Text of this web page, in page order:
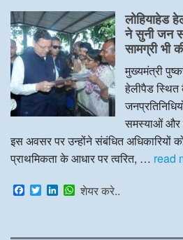
e
b
o
o
k
t
t
e
r
k
e
d
I
n
t
s
A
p
p
लोहियाहेड
ने सुनी जन
सामग्री भी
मुख्यमंत्री
हेलीपैड स्थित
समस्याओं और
इस अवसर पर उन्होंने संबंधित अधिकारियों
प्राथमिकता के आधार पर त्वरित, … read
F
a
b
T
w
t
L
e
W
s
शेयर करे..